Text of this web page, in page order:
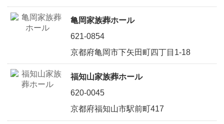
亀岡家族葬ホール
621-0854
京都府亀岡市下矢田町四丁目1-18
福知山家族葬ホール
620-0045
京都府福知山市駅前町417